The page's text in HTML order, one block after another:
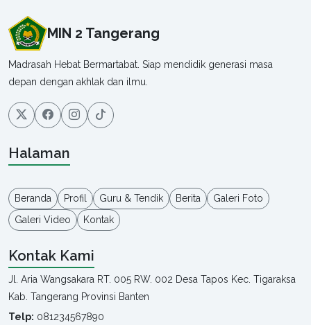
MIN 2 Tangerang
Madrasah Hebat Bermartabat. Siap mendidik generasi masa
depan dengan akhlak dan ilmu.
Halaman
Beranda Profil Guru & Tendik Berita
Galeri Foto
Galeri Video
Kontak
Kontak Kami
Jl. Aria Wangsakara RT. 005 RW. 002 Desa Tapos Kec. Tigaraksa
Kab. Tangerang Provinsi Banten
Telp: 081234567890